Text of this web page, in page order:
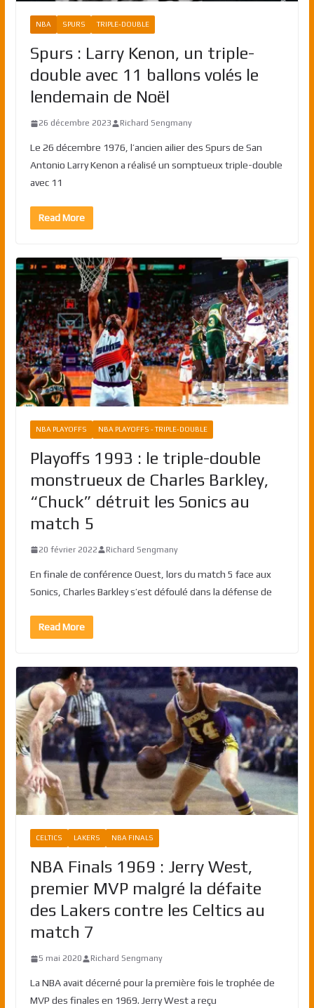
NBA SPURS TRIPLE-DOUBLE
Spurs : Larry Kenon, un triple-
double avec 11 ballons volés le
lendemain de Noël
26 décembre 2023 Richard Sengmany
Le 26 décembre 1976, l’ancien ailier des Spurs de San
Antonio Larry Kenon a réalisé un somptueux triple-double
avec 11
Read More
NBA PLAYOFFS NBA PLAYOFFS - TRIPLE-DOUBLE
Playoffs 1993 : le triple-double
monstrueux de Charles Barkley,
“Chuck” détruit les Sonics au
match 5
20 février 2022 Richard Sengmany
En finale de conférence Ouest, lors du match 5 face aux
Sonics, Charles Barkley s’est défoulé dans la défense de
Read More
CELTICS LAKERS NBA FINALS
NBA Finals 1969 : Jerry West,
premier MVP malgré la défaite
des Lakers contre les Celtics au
match 7
5 mai 2020 Richard Sengmany
La NBA avait décerné pour la première fois le trophée de
MVP des finales en 1969. Jerry West a reçu